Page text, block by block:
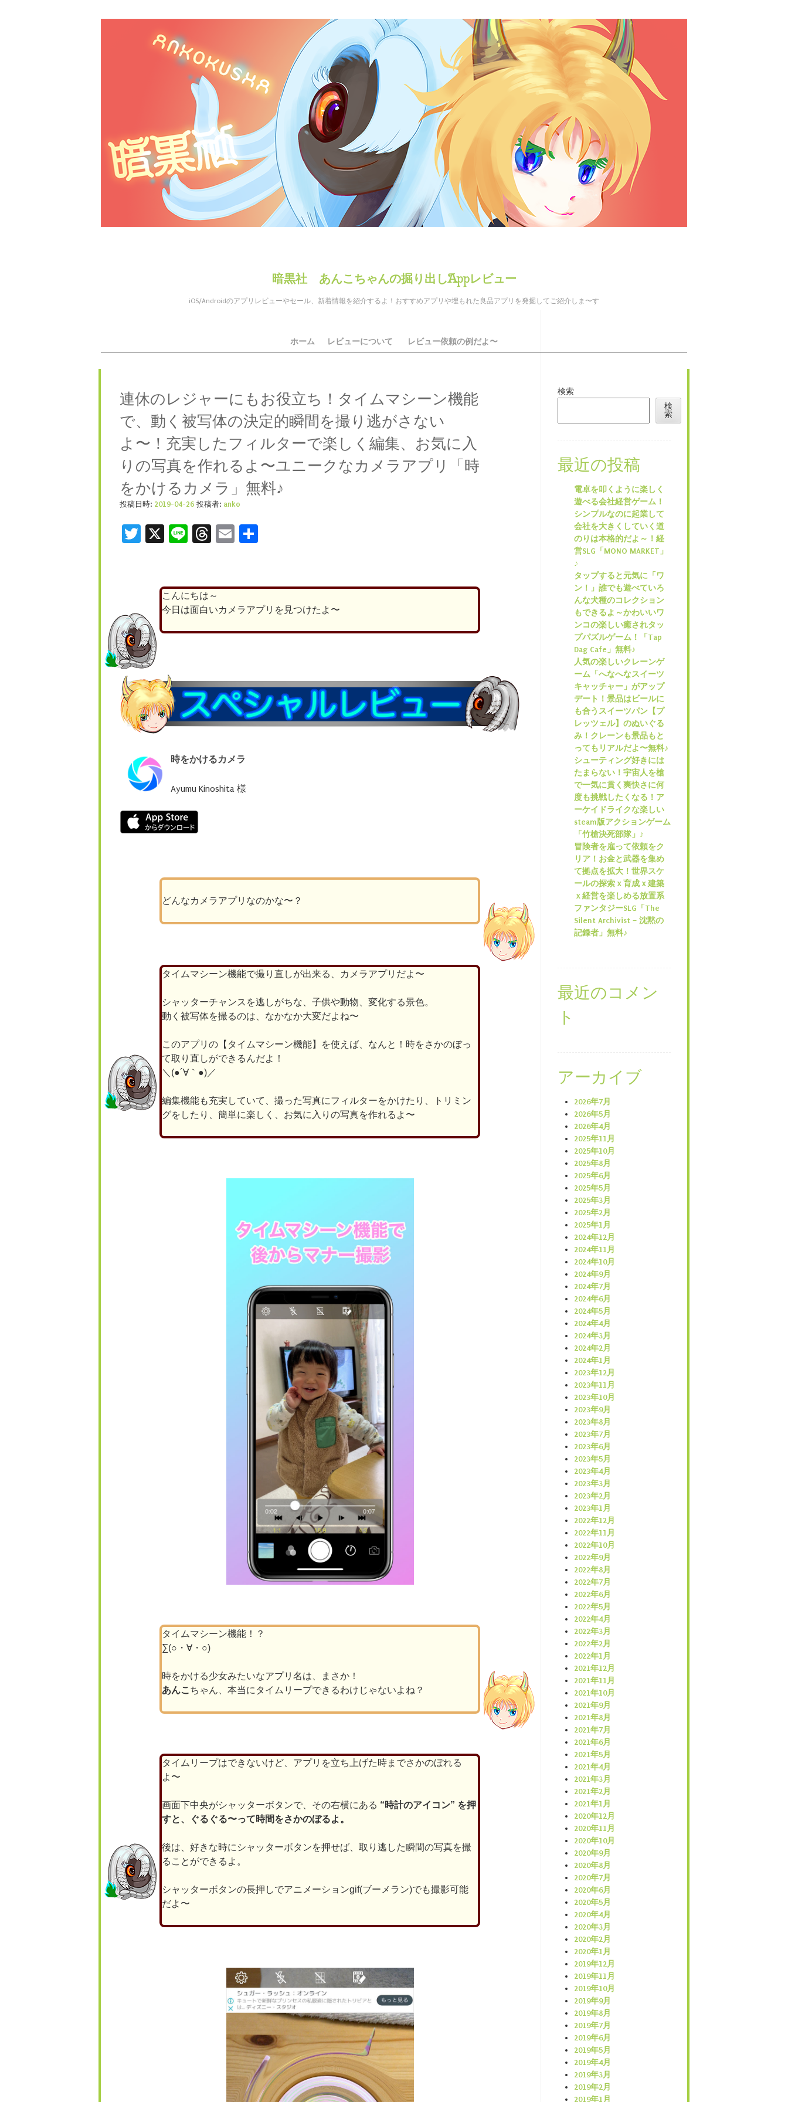
暗黒社 あんこちゃんの掘り出しAppレビュー
iOS/Androidのアプリレビューやセール、新着情報を紹介するよ！おすすめアプリや埋もれた良品アプリを発掘してご紹介しま〜す
メニュー ホーム レビューについて レビュー依頼の例だよ〜
連休のレジャーにもお役立ち！タイムマシーン機能
で、動く被写体の決定的瞬間を撮り逃がさない
よ〜！充実したフィルターで楽しく編集、お気に入
りの写真を作れるよ〜ユニークなカメラアプリ「時
をかけるカメラ」無料♪
投稿日時: 2019-04-26 投稿者: anko
Twitter
X LineThreads
Email
こんにちは～
今日は面白いカメラアプリを見つけたよ〜
時をかけるカメラ
Ayumu Kinoshita 様
どんなカメラアプリなのかな〜？
タイムマシーン機能で撮り直しが出来る、カメラアプリだよ〜
シャッターチャンスを逃しがちな、子供や動物、変化する景色。
動く被写体を撮るのは、なかなか大変だよね〜
このアプリの【タイムマシーン機能】を使えば、なんと！時をさかのぼっ
て取り直しができるんだよ！
＼(●´∀｀●)／
編集機能も充実していて、撮った写真にフィルターをかけたり、トリミン
グをしたり、簡単に楽しく、お気に入りの写真を作れるよ〜
タイムマシーン機能！？
∑(○・∀・○)
時をかける少女みたいなアプリ名は、まさか！
あんこ ちゃん、本当にタイムリープできるわけじゃないよね？
タイムリープはできないけど、アプリを立ち上げた時までさかのぼれる
よ〜
画面下中央がシャッターボタンで、その右横にある “時計のアイコン” を押
すと、ぐるぐる〜って時間をさかのぼるよ。
後は、好きな時にシャッターボタンを押せば、取り逃した瞬間の写真を撮
ることができるよ。
シャッターボタンの長押しでアニメーションgif(ブーメラン)でも撮影可能
だよ〜
検索
検
索
最近の投稿
電卓を叩くように楽しく
遊べる会社経営ゲーム！
シンプルなのに起業して
会社を大きくしていく道
のりは本格的だよ～！経
営SLG「MONO MARKET」
♪
タップすると元気に「ワ
ン！」誰でも遊べていろ
んな犬種のコレクション
もできるよ～かわいいワ
ンコの楽しい癒されタッ
プパズルゲーム！「Tap
Dag Cafe」無料♪
人気の楽しいクレーンゲ
ーム「へなへなスイーツ
キャッチャー」がアップ
デート！景品はビールに
も合うスイーツパン【プ
レッツェル】のぬいぐる
み！クレーンも景品もと
ってもリアルだよ〜無料♪
シューティング好きには
たまらない！宇宙人を槍
で一気に貫く爽快さに何
度も挑戦したくなる！ア
ーケイドライクな楽しい
steam版アクションゲーム
「竹槍決死部隊」♪
冒険者を雇って依頼をク
リア！お金と武器を集め
て拠点を拡大！世界スケ
ールの探索ｘ育成ｘ建築
ｘ経営を楽しめる放置系
ファンタジーSLG「The
Silent Archivist – 沈黙の
記録者」無料♪
最近のコメン
ト
アーカイブ
2026年7月
2026年5月
2026年4月
2025年11月
2025年10月
2025年8月
2025年6月
2025年5月
2025年3月
2025年2月
2025年1月
2024年12月
2024年11月
2024年10月
2024年9月
2024年7月
2024年6月
2024年5月
2024年4月
2024年3月
2024年2月
2024年1月
2023年12月
2023年11月
2023年10月
2023年9月
2023年8月
2023年7月
2023年6月
2023年5月
2023年4月
2023年3月
2023年2月
2023年1月
2022年12月
2022年11月
2022年10月
2022年9月
2022年8月
2022年7月
2022年6月
2022年5月
2022年4月
2022年3月
2022年2月
2022年1月
2021年12月
2021年11月
2021年10月
2021年9月
2021年8月
2021年7月
2021年6月
2021年5月
2021年4月
2021年3月
2021年2月
2021年1月
2020年12月
2020年11月
2020年10月
2020年9月
2020年8月
2020年7月
2020年6月
2020年5月
2020年4月
2020年3月
2020年2月
2020年1月
2019年12月
2019年11月
2019年10月
2019年9月
2019年8月
2019年7月
2019年6月
2019年5月
2019年4月
2019年3月
2019年2月
2019年1月